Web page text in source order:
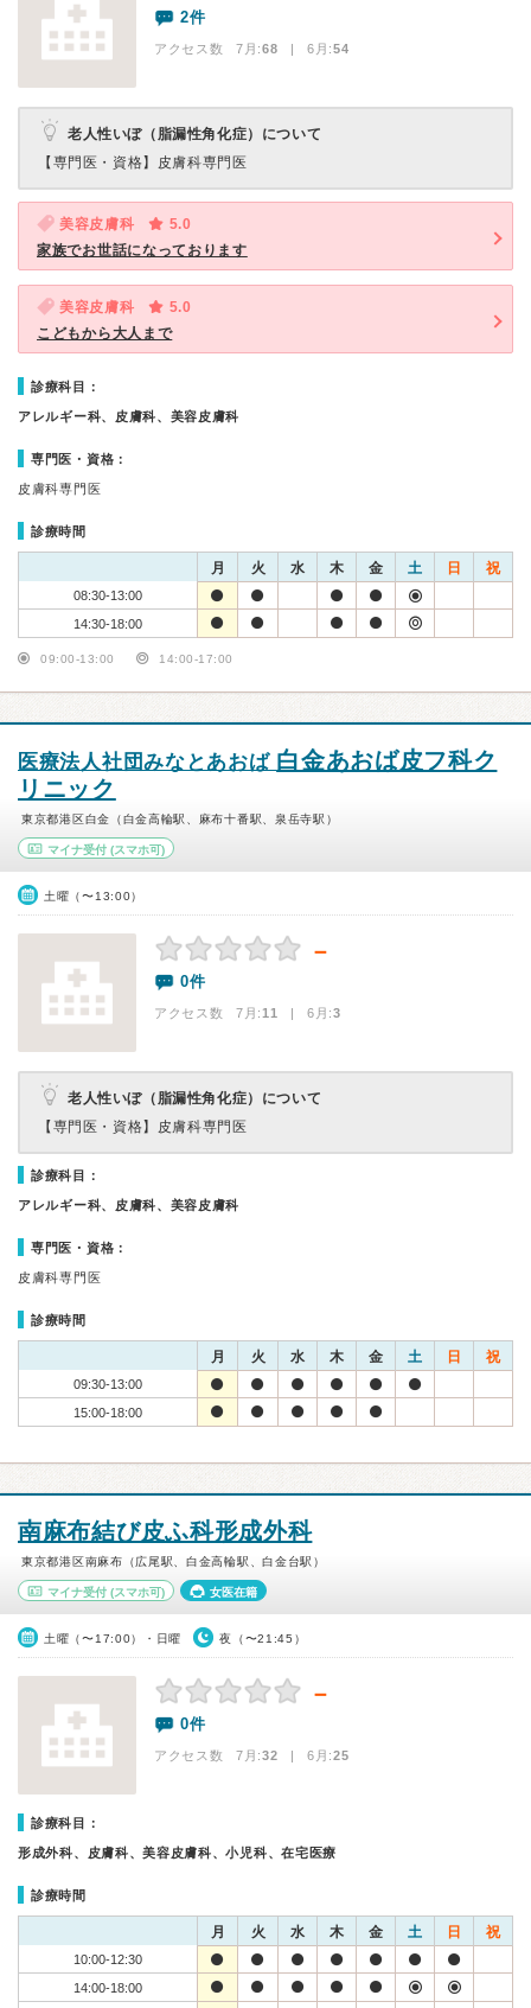
2件
アクセス数 7月:68 | 6月:54
老人性いぼ（脂漏性角化症）について
【専門医・資格】 皮膚科専門医
美容皮膚科
5.0
家族でお世話になっております
美容皮膚科
5.0
こどもから大人まで
診療科目：
アレルギー科、皮膚科、美容皮膚科
専門医・資格：
皮膚科専門医
診療時間
月 火 水 木 金 土 日 祝
08:30-13:00
14:30-18:00
09:00-13:00 14:00-17:00
医療法人社団みなとあおば 白金あおば皮フ科ク
リニック
東京都港区白金（白金高輪駅、麻布十番駅、泉岳寺駅）
マイナ受付 (スマホ可)
土曜（〜13:00）
－
0件
アクセス数 7月:11 | 6月:3
老人性いぼ（脂漏性角化症）について
【専門医・資格】 皮膚科専門医
診療科目：
アレルギー科、皮膚科、美容皮膚科
専門医・資格：
皮膚科専門医
診療時間
月 火 水 木 金 土 日 祝
09:30-13:00
15:00-18:00
南麻布結び皮ふ科形成外科
東京都港区南麻布（広尾駅、白金高輪駅、白金台駅）
マイナ受付 (スマホ可) 女医在籍
土曜（〜17:00）・日曜 夜（〜21:45）
－
0件
アクセス数 7月:32 | 6月:25
診療科目：
形成外科、皮膚科、美容皮膚科、小児科、在宅医療
診療時間
月 火 水 木 金 土 日 祝
10:00-12:30
14:00-18:00